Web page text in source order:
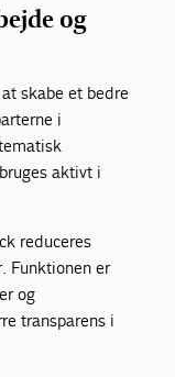
og
skabe et bedre
i
aktivt i
reduceres
Funktionen er
og
transparens i